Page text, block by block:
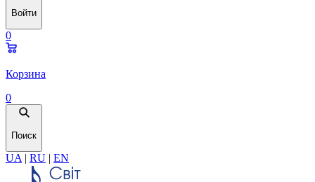
Войти
0
Корзина
0
Поиск
UA | RU | EN